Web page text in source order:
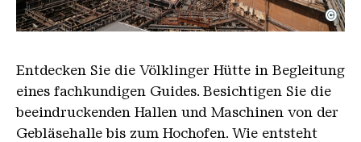
Der Erzschrägaufzug der Völklinger Hütte mit
Copyright: Weltkulturerbe Völklinger Hütte | Karl
©
Entdecken Sie die Völklinger Hütte in Begleitung
eines fachkundigen Guides. Besichtigen Sie die
beeindruckenden Hallen und Maschinen von der
Gebläsehalle bis zum Hochofen. Wie entsteht